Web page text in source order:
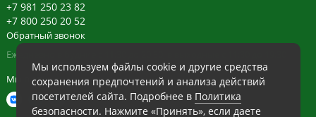
Тиамин (в виде
мононитрата тиамина
B1)
Рибофлавин (витамин
B2)
14,3 мг 1100%
313%
Мы используем файлы cookie и другие средства
сохранения предпочтений и анализа действий
посетителей сайта. Подробнее в Политика
безопасности. Нажмите «Принять», если даете
+7 981 250 23 82
+7 800 250 20 52
Обратный звонок
Ежедневно в будние с 11:30 до 20:30, в выходные с 11:30 до 19:30
Мы в сети